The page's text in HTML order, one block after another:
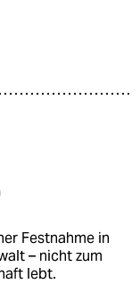
Festnahme in
– nicht zum
lebt.